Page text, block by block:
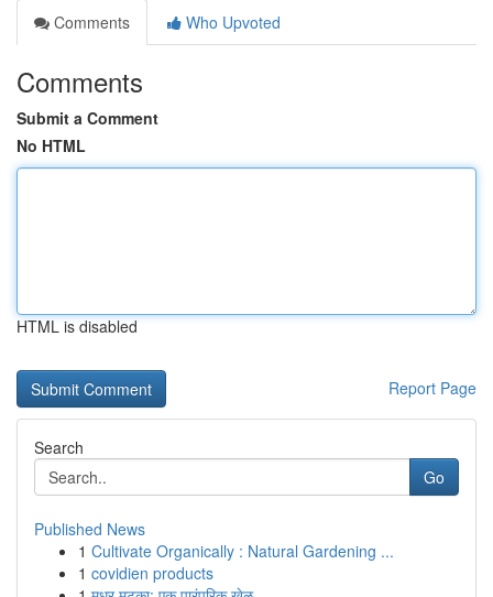
Comments
Who Upvoted
Comments
Submit a Comment
No HTML
HTML is disabled
Report Page
Search
Go
Published News
1 Cultivate Organically : Natural Gardening ...
1 covidien products